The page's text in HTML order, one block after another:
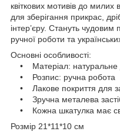
квіткових мотивів до милих
для зберігання прикрас,
інтер’єру. Стануть
ручної роботи та
Основні особливості:
• Матеріал: натуральне
• Розпис: ручна робота
• Лакове покриття для
• Зручна металева
• Кожна шкатулка має
Розмір 21*11*10 см